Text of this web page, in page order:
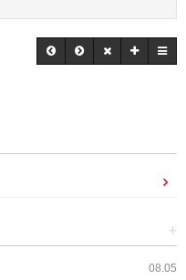
+
08.05